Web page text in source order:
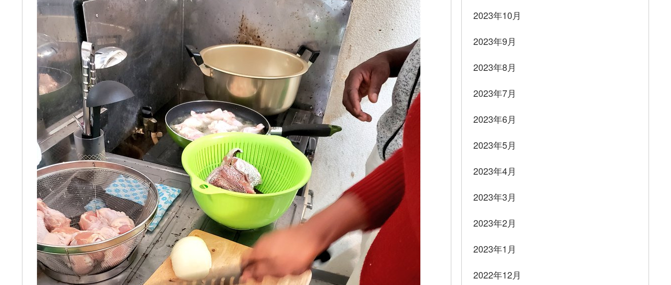
2023年10月
2023年9月
2023年8月
2023年7月
2023年6月
2023年5月
2023年4月
2023年3月
2023年2月
2023年1月
2022年12月